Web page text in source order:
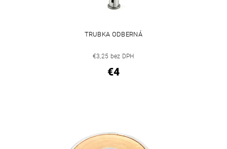
TRUBKA ODBERNÁ
€3,25 bez DPH
€4